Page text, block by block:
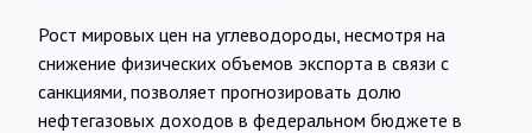
Рост мировых цен на углеводороды, несмотря на
снижение физических объемов экспорта в связи с
санкциями, позволяет прогнозировать долю
нефтегазовых доходов в федеральном бюджете в